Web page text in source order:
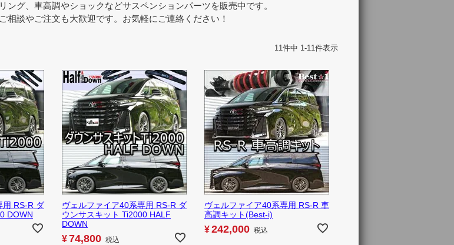
ング、車高調やショックなどサスペンションパーツを販売中です。
相談やご注文も大歓迎です。お気軽にご連絡ください！
11件中 1-11件表示
用 RS-R ダ
DOWN
ヴェルファイア40系専用 RS-R ダ
ウンサスキット Ti2000 HALF
DOWN
¥74,800 税込
ヴェルファイア40系専用 RS-R 車
高調キット(Best-i)
¥242,000 税込